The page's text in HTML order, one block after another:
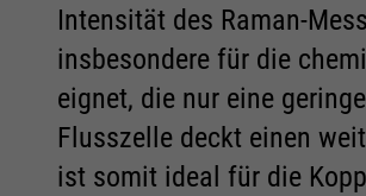
Intensität des Raman-
insbesondere für die
eignet, die nur eine
Flusszelle deckt einen
ist somit ideal für die
Marketing und
Marketing und